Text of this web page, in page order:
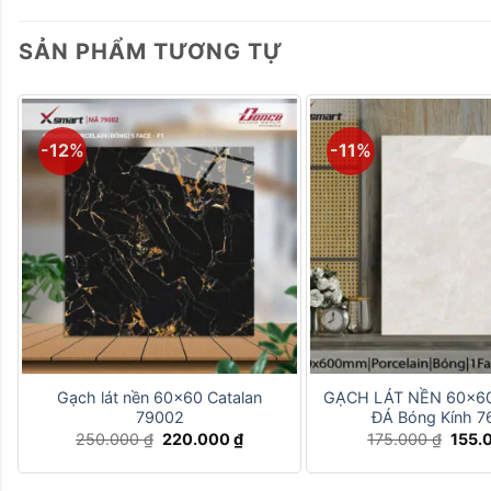
SẢN PHẨM TƯƠNG TỰ
-12%
+
Gạch lát nền 60×60 Catalan
79002
250.000₫ Giá
là:
220.000₫Giá
tại
-11%
+
GẠCH LÁT NỀN
ĐÁ Bóng Kính
175.000₫ Giá
là: